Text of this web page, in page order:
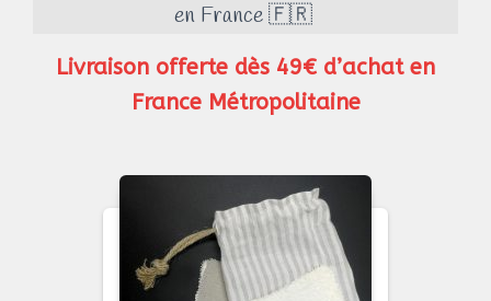
en France 🇫🇷
Livraison offerte dès 49€ d’achat en
France Métropolitaine